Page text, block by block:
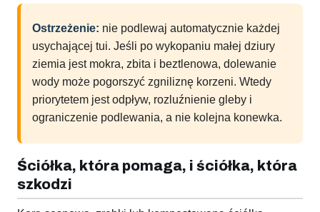
Ostrzeżenie: nie podlewaj automatycznie każdej
usychającej tui. Jeśli po wykopaniu małej dziury
ziemia jest mokra, zbita i beztlenowa, dolewanie
wody może pogorszyć zgniliznę korzeni. Wtedy
priorytetem jest odpływ, rozluźnienie gleby i
ograniczenie podlewania, a nie kolejna konewka.
Ściółka, która pomaga, i ściółka, która
szkodzi